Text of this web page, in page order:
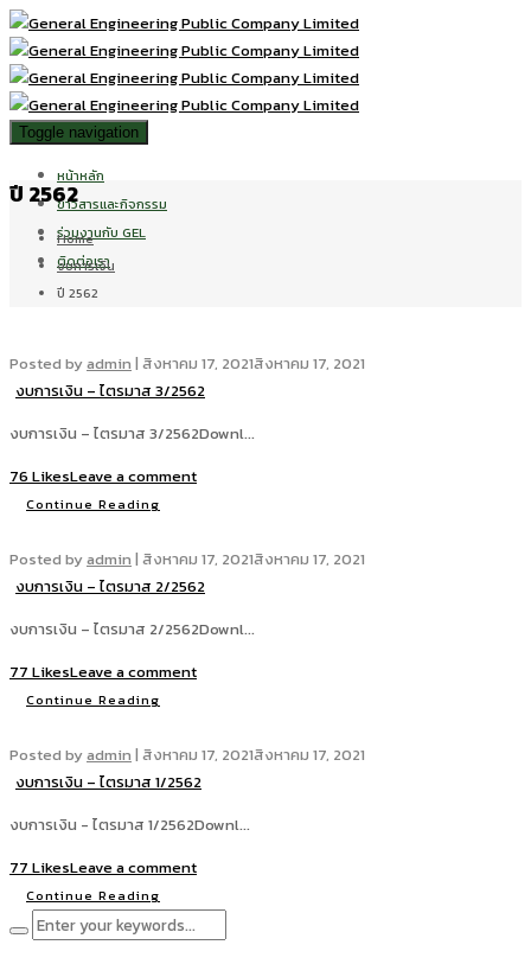
Toggle navigation
หน้าหลัก
ข่าวสารและกิจกรรม
ร่วมงานกับ GEL
ติดต่อเรา
ปี 2562
Home
งบการเงิน
ปี 2562
Posted byadmin | สิงหาคม 17, 2021สิงหาคม 17, 2021
งบการเงิน – ไตรมาส 3/2562
งบการเงิน – ไตรมาส 3/2562Downl...
76 LikesLeave a comment
Continue Reading
Posted byadmin | สิงหาคม 17, 2021สิงหาคม 17, 2021
งบการเงิน – ไตรมาส 2/2562
งบการเงิน – ไตรมาส 2/2562Downl...
77 LikesLeave a comment
Continue Reading
Posted byadmin | สิงหาคม 17, 2021สิงหาคม 17, 2021
งบการเงิน – ไตรมาส 1/2562
งบการเงิน - ไตรมาส 1/2562Downl...
77 LikesLeave a comment
Continue Reading